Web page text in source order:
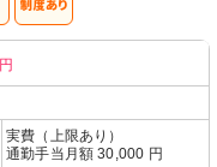
円
実費（上限あり）
通勤手当月額 30,000 円